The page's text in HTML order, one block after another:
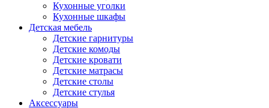
Кухонные уголки
Кухонные шкафы
Детская мебель
Детские гарнитуры
Детские комоды
Детские кровати
Детские матрасы
Детские столы
Детские стулья
Аксессуары